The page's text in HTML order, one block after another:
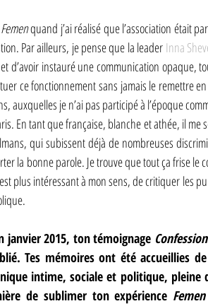
Femen quand j’ai réalisé que l’association était
Par ailleurs, je pense que la leader Inna
d’avoir instauré une communication opaque,
ce fonctionnement sans jamais le remettre
auxquelles je n’ai pas participé à l’époque
En tant que française, blanche et athée, il me
qui subissent déjà de nombreuses
la bonne parole. Je trouve que tout ça frise le
plus intéressant à mon sens, de critiquer les
janvier 2015, ton témoignage
Tes mémoires ont été accueillies
intime, sociale et politique, pleine
de sublimer ton expérience